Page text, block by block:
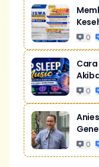
0
0
0